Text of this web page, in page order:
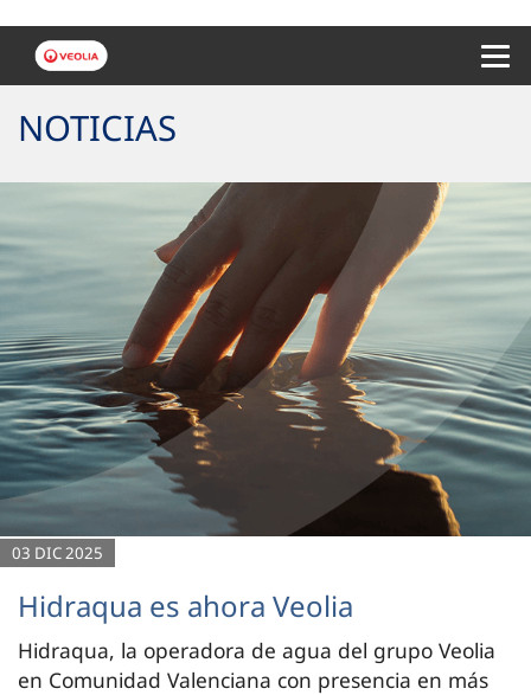
NOTICIAS
03 DIC 2025
Hidraqua es ahora Veolia
Hidraqua, la operadora de agua del grupo Veolia
en Comunidad Valenciana con presencia en más